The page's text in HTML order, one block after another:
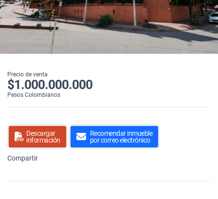
Precio de venta
$1.000.000.000
Pesos Colombianos
Descargar
información
Recomendar inmueble
por correo electrónico
Compartir